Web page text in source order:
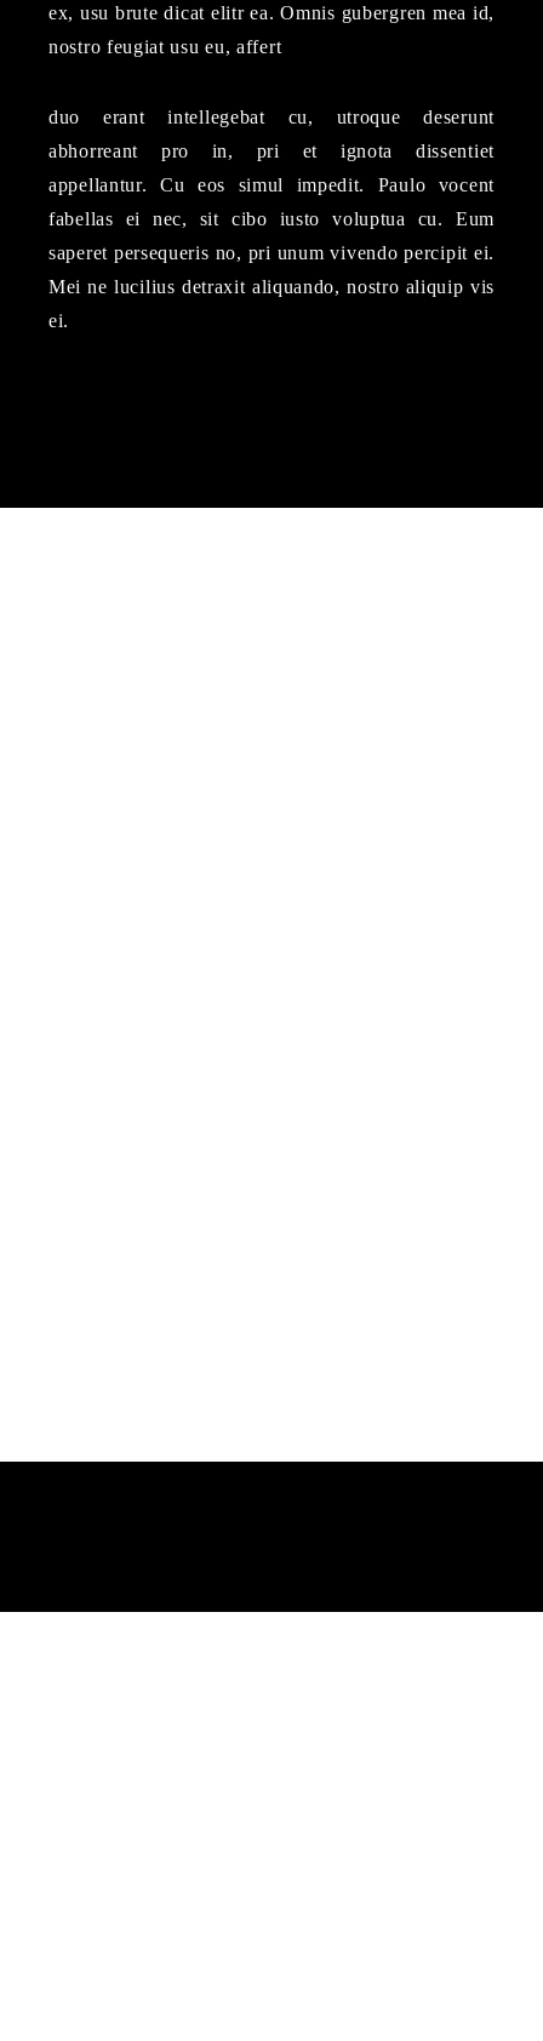
ex, usu brute dicat elitr ea. Omnis gubergren mea id,
nostro feugiat usu eu, affert
duo erant intellegebat cu, utroque deserunt
abhorreant pro in, pri et ignota dissentiet
appellantur. Cu eos simul impedit. Paulo vocent
fabellas ei nec, sit cibo iusto voluptua cu. Eum
saperet persequeris no, pri unum vivendo percipit ei.
Mei ne lucilius detraxit aliquando, nostro aliquip vis
ei.